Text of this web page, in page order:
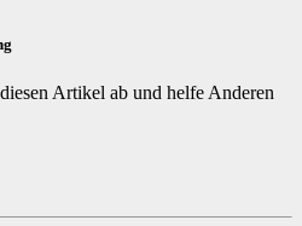
Artikel ab und helfe Anderen